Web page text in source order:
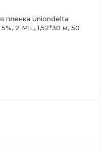
пленка Uniondelta
2 MIL, 1,52*30 м, 50